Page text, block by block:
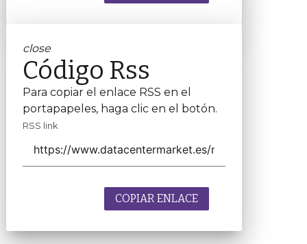
close
Código Rss
Para copiar el enlace RSS en el
portapapeles, haga clic en el botón.
RSS link
COPIAR ENLACE